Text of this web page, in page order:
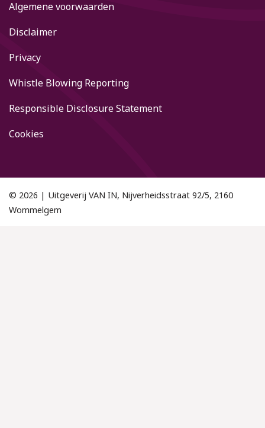
Algemene voorwaarden
Disclaimer
Privacy
Whistle Blowing Reporting
Responsible Disclosure Statement
Cookies
© 2026 | Uitgeverij VAN IN, Nijverheidsstraat 92/5, 2160
Wommelgem